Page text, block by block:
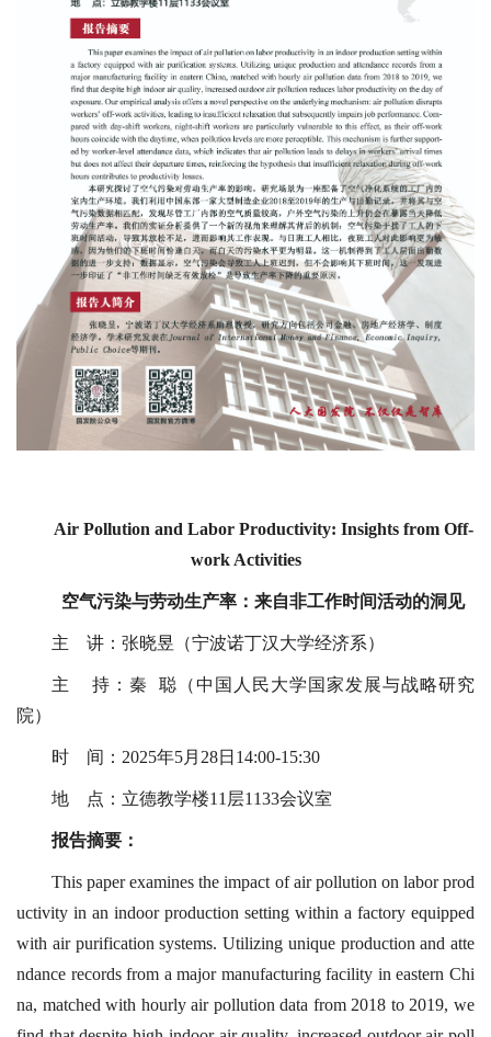
Air Pollution and Labor Productivity: Insights from Off-
work Activities
空气污染与劳动生产率：来自非工作时间活动的洞见
主 讲：张晓昱（宁波诺丁汉大学经济系）
主 持：秦 聪（中国人民大学国家发展与战略研究
院）
时 间：2025年5月28日14:00-15:30
地 点：立德教学楼11层1133会议室
报告摘要：
This paper examines the impact of air pollution on labor prod
uctivity in an indoor production setting within a factory equipped
with air purification systems. Utilizing unique production and atte
ndance records from a major manufacturing facility in eastern Chi
na, matched with hourly air pollution data from 2018 to 2019, we